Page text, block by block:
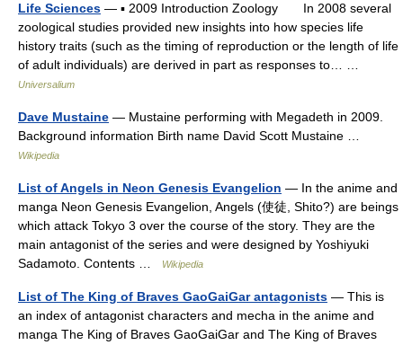
Life Sciences — ▪ 2009 Introduction Zoology In 2008 several
zoological studies provided new insights into how species life
history traits (such as the timing of reproduction or the length of life
of adult individuals) are derived in part as responses to… …
Universalium
Dave Mustaine — Mustaine performing with Megadeth in 2009.
Background information Birth name David Scott Mustaine …
Wikipedia
List of Angels in Neon Genesis Evangelion — In the anime and
manga Neon Genesis Evangelion, Angels (使徒, Shito?) are beings
which attack Tokyo 3 over the course of the story. They are the
main antagonist of the series and were designed by Yoshiyuki
Sadamoto. Contents …
Wikipedia
List of The King of Braves GaoGaiGar antagonists — This is
an index of antagonist characters and mecha in the anime and
manga The King of Braves GaoGaiGar and The King of Braves